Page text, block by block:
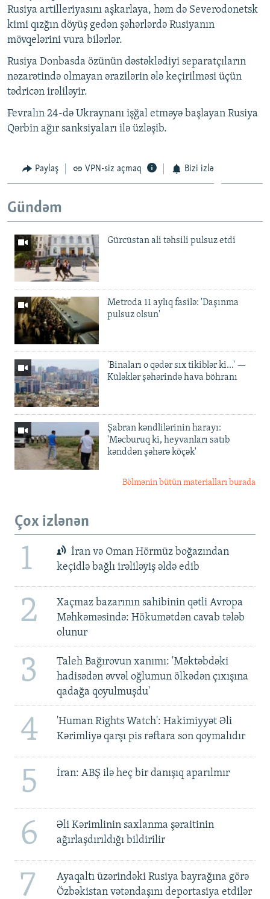
Rusiya artilleriyasını aşkarlaya, həm də Severodonetsk
kimi qızğın döyüş gedən şəhərlərdə Rusiyanın
mövqelərini vura bilərlər.
Rusiya Donbasda özünün dəstəklədiyi separatçıların
nəzarətində olmayan ərazilərin ələ keçirilməsi üçün
tədricən irəliləyir.
Fevralın 24-də Ukraynanı işğal etməyə başlayan Rusiya
Qərbin ağır sanksiyaları ilə üzləşib.
Paylaş VPN-siz açmaq Bizi izlə
Gündəm
Gürcüstan ali təhsili pulsuz etdi
Metroda 11 aylıq fasilə: 'Daşınma
pulsuz olsun'
'Binaları o qədər sıx tikiblər ki...' —
Küləklər şəhərində hava böhranı
Şabran kəndlilərinin harayı:
'Məcburuq ki, heyvanları satıb
kənddən şəhərə köçək'
Bölmənin bütün materialları burada
Çox izlənən
1
İran və Oman Hörmüz boğazından
keçidlə bağlı irəliləyiş əldə edib
2
Xaçmaz bazarının sahibinin qətli Avropa
Məhkəməsində: Hökumətdən cavab tələb
olunur
3
Taleh Bağırovun xanımı: 'Məktəbdəki
hadisədən əvvəl oğlumun ölkədən çıxışına
qadağa qoyulmuşdu'
4
'Human Rights Watch': Hakimiyyət Əli
Kərimliyə qarşı pis rəftara son qoymalıdır
5 İran: ABŞ ilə heç bir danışıq aparılmır
6
Əli Kərimlinin saxlanma şəraitinin
ağırlaşdırıldığı bildirilir
7
Ayaqaltı üzərindəki Rusiya bayrağına görə
Özbəkistan vətəndaşını deportasiya etdilər